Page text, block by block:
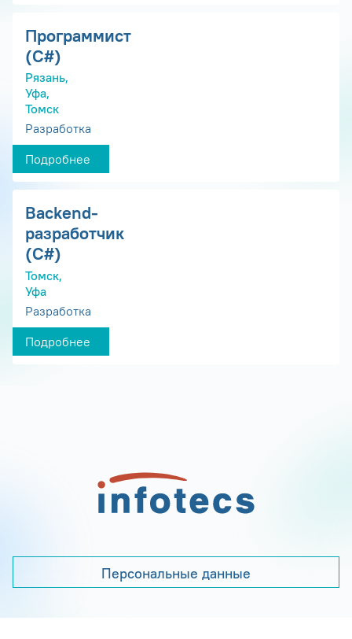
Программист
(С#)
Рязань,
Уфа,
Томск
Разработка
Подробнее
Backend-
разработчик
(C#)
Томск,
Уфа
Разработка
Подробнее
Персональные данные